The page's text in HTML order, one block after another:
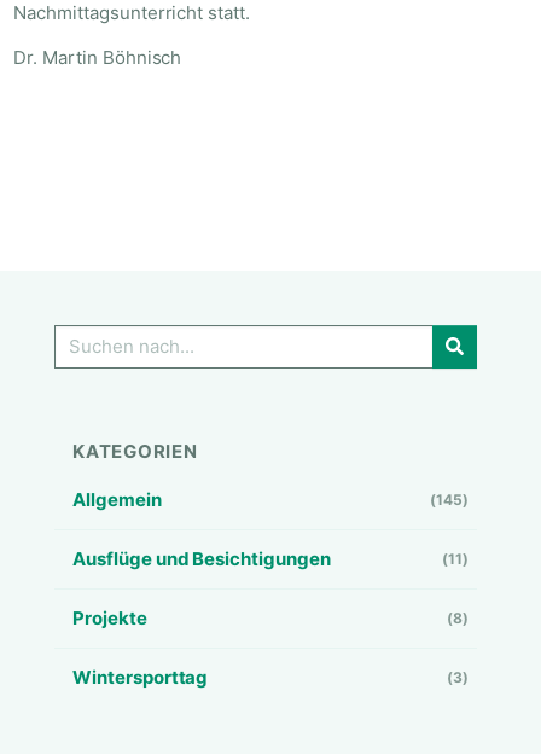
Nachmittagsunterricht statt.
Dr. Martin Böhnisch
GO!
KATEGORIEN
Allgemein (145)
Ausflüge und Besichtigungen (11)
Projekte (8)
Wintersporttag (3)